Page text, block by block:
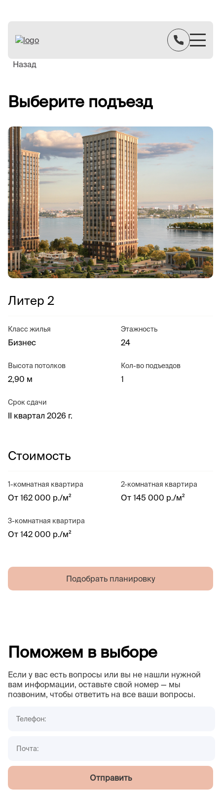
Назад
Выберите подъезд
Литер 2
Класс жилья
Бизнес
Этажность
24
Высота потолков
2,90 м
Кол-во подъездов
1
Срок сдачи
II квартал 2026 г.
Стоимость
1-комнатная квартира
От 162 000 р./м²
2-комнатная квартира
От 145 000 р./м²
3-комнатная квартира
От 142 000 р./м²
Подобрать планировку
Поможем в выборе
Если у вас есть вопросы или вы не нашли нужной
вам информации, оставьте свой номер — мы
позвоним, чтобы ответить на все ваши вопросы.
Отправить